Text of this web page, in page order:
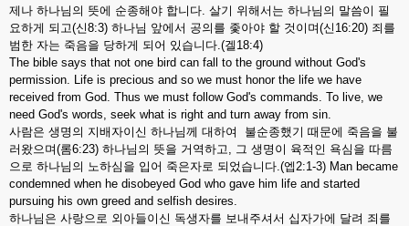
제나 하나님의 뜻에 순종해야 합니다. 살기 위해서는 하나님의 말씀이 필
요하게 되고(신8:3) 하나님 앞에서 공의를 좇아야 할 것이며(신16:20) 죄를
범한 자는 죽음을 당하게 되어 있습니다.(겔18:4)
The bible says that not one bird can fall to the ground without God's
permission. Life is precious and so we must honor the life we have
received from God. Thus we must follow God's commands. To live, we
need God's words, seek what is right and turn away from sin.
사람은 생명의 지배자이신 하나님께 대하여 불순종했기 때문에 죽음을 불
러왔으며(롬6:23) 하나님의 뜻을 거역하고, 그 생명이 육적인 욕심을 따름
으로 하나님의 노하심을 입어 죽은자로 되었습니다.(엡2:1-3) Man became
condemned when he disobeyed God who gave him life and started
pursuing his own greed and selfish desires.
하나님은 사랑으로 외아들이신 독생자를 보내주셔서 십자가에 달려 죄를